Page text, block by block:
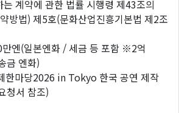
계약에 관한 법률 시행령 제43조의
방법) 제5호(문화산업진흥기본법 제2조
만엔(일본엔화 / 세금 등 포함 ※2억
금 엔화)
한마당2026 in Tokyo 한국 공연 제작
청서 참조)